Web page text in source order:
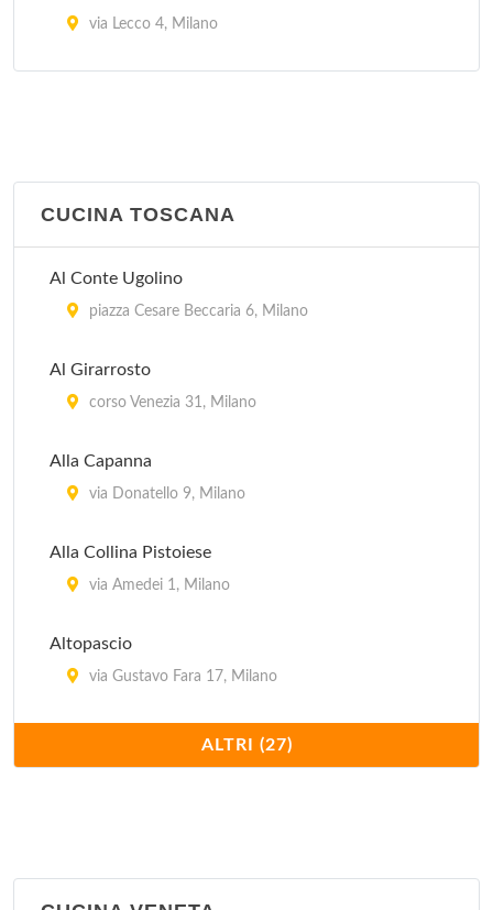
via Lecco 4, Milano
viale Gian Galeazzo 6, Milano
CUCINA TOSCANA
Al Conte Ugolino
piazza Cesare Beccaria 6, Milano
Al Girarrosto
corso Venezia 31, Milano
Alla Capanna
via Donatello 9, Milano
Alla Collina Pistoiese
via Amedei 1, Milano
Altopascio
via Gustavo Fara 17, Milano
Antica Pizzera Fiorentina
viale Bligny 41, Milano
ALTRI (27)